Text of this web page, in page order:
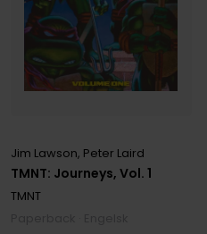
TMNT: Journeys, Vol. 1
Jim Lawson, Peter Laird
TMNT